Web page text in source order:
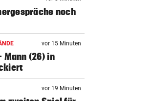
noch
vor 15 Minuten
Mann (26) in
vor 19 Minuten